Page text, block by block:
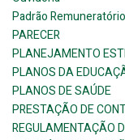
Padrão Remuneratório
PARECER
PLANEJAMENTO
PLANOS DA
PLANOS DE SAÚDE
PRESTAÇÃO DE
REGULAMENTAÇÃO